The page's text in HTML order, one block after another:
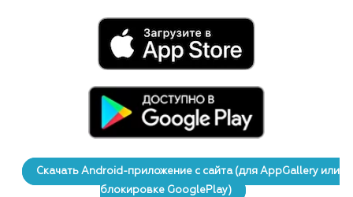
Скачать Android-приложение с сайта (для AppGallery или
блокировке GooglePlay)